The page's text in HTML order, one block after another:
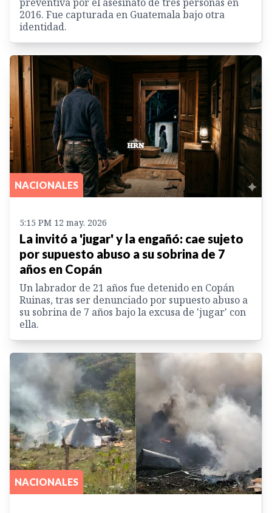
2016. Fue capturada en Guatemala bajo otra
identidad.
NACIONALES
5:15 PM 12 may. 2026
La invitó a 'jugar' y la engañó: cae sujeto
por supuesto abuso a su sobrina de 7
años en Copán
Un labrador de 21 años fue detenido en Copán
Ruinas, tras ser denunciado por supuesto abuso a
su sobrina de 7 años bajo la excusa de 'jugar' con
ella.
NACIONALES